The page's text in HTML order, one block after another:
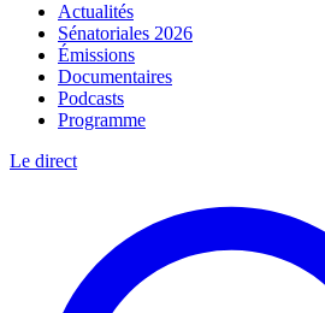
Actualités
Sénatoriales 2026
Émissions
Documentaires
Podcasts
Programme
Le direct